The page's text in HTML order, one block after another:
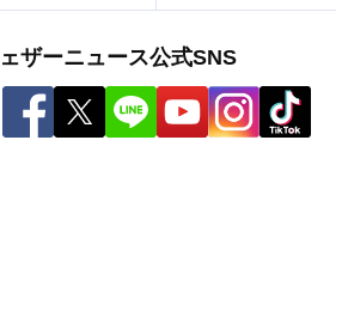
ザーニュース公式SNS